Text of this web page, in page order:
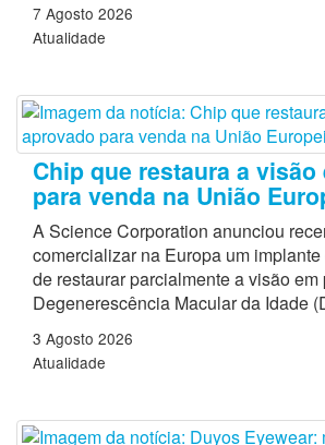
7 Agosto 2026
Atualidade
Chip que restaura a visão
para venda na União
A Science Corporation anunciou
comercializar na Europa um
de restaurar parcialmente a visão
Degenerescência Macular da Idade
3 Agosto 2026
Atualidade